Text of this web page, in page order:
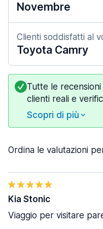
Novembre
Clienti soddisfatti al
Toyota Camry
Tutte le
clienti reali e
Scopri di più
Ordina le valutazioni
Kia Stonic
Viaggio per visitare